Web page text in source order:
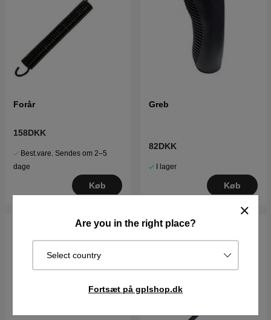
Are you in the right place?
Select country
Fortsæt på gplshop.dk
Forår
158DKK
Best.vare. Sendes om 2–5
dage
Køb
Greb
82DKK
I lager
Køb